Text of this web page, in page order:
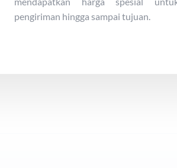
pengiriman hingga sampai tujuan.